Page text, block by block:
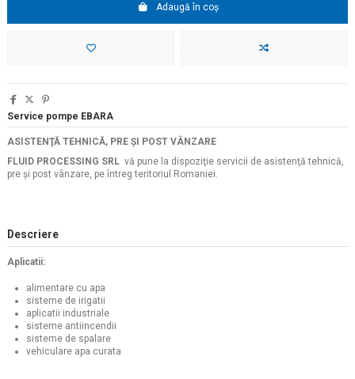
Adaugă în coș
Service pompe EBARA
ASISTENŢĂ TEHNICĂ, PRE ŞI POST VÂNZARE
FLUID PROCESSING SRL vă pune la dispoziţie servicii de asistenţă tehnică,
pre şi post vânzare, pe întreg teritoriul Romaniei.
Descriere
Aplicatii:
alimentare cu apa
sisteme de irigatii
aplicatii industriale
sisteme antiincendii
sisteme de spalare
vehiculare apa curata